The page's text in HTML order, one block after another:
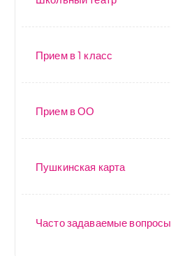
Прием в 1 класс
Прием в ОО
Пушкинская карта
Часто задаваемые вопросы